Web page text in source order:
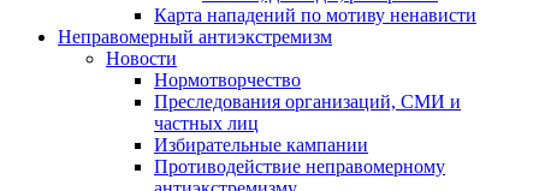
Карта нападений по мотиву ненависти
Неправомерный антиэкстремизм
Новости
Нормотворчество
Преследования организаций, СМИ и
частных лиц
Избирательные кампании
Противодействие неправомерному